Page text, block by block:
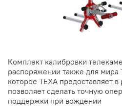
Комплект калибровки
распоряжении также для мира
которое TEXA предоставляет
позволяет сделать точную
поддержки при вождении